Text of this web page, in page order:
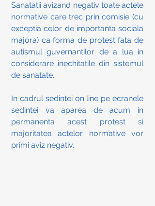
Sanatatii avizand negativ toate actele
normative care trec prin comisie (cu
exceptia celor de importanta sociala
majora) ca forma de protest fata de
autismul guvernantilor de a lua in
considerare inechitatile din sistemul
de sanatate.
In cadrul sedintei on line pe ecranele
sedintei va aparea de acum in
permanenta acest protest si
majoritatea actelor normative vor
primi aviz negativ.